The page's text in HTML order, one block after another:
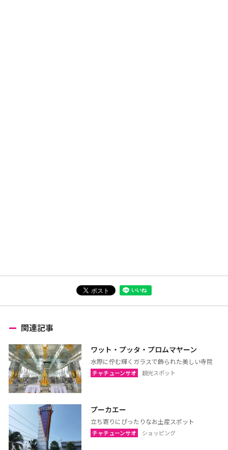
関連記事
ワット・プッタ・プロムマヤーン
水際に佇む輝くガラスで飾られた美しい寺院
チャチューンサオ 観光スポット
プーカエー
立ち寄りにぴったりなお土産スポット
チャチューンサオ ショッピング